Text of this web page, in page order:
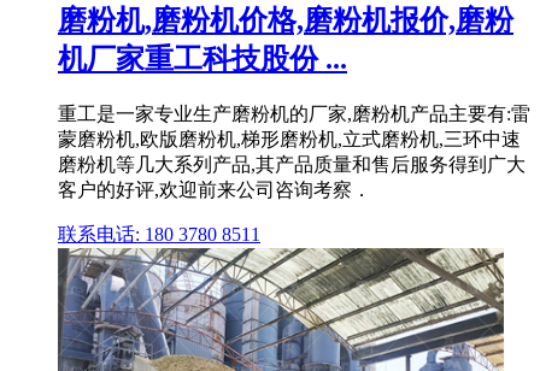
磨粉机,磨粉机价格,磨粉机报价,磨粉
机厂家重工科技股份 ...
重工是一家专业生产磨粉机的厂家,磨粉机产品主要有:雷
蒙磨粉机,欧版磨粉机,梯形磨粉机,立式磨粉机,三环中速
磨粉机等几大系列产品,其产品质量和售后服务得到广大
客户的好评,欢迎前来公司咨询考察．
联系电话: 180 3780 8511